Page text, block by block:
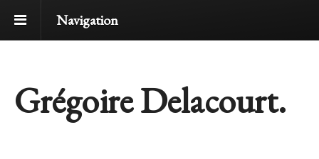
Navigation
Grégoire Delacourt.